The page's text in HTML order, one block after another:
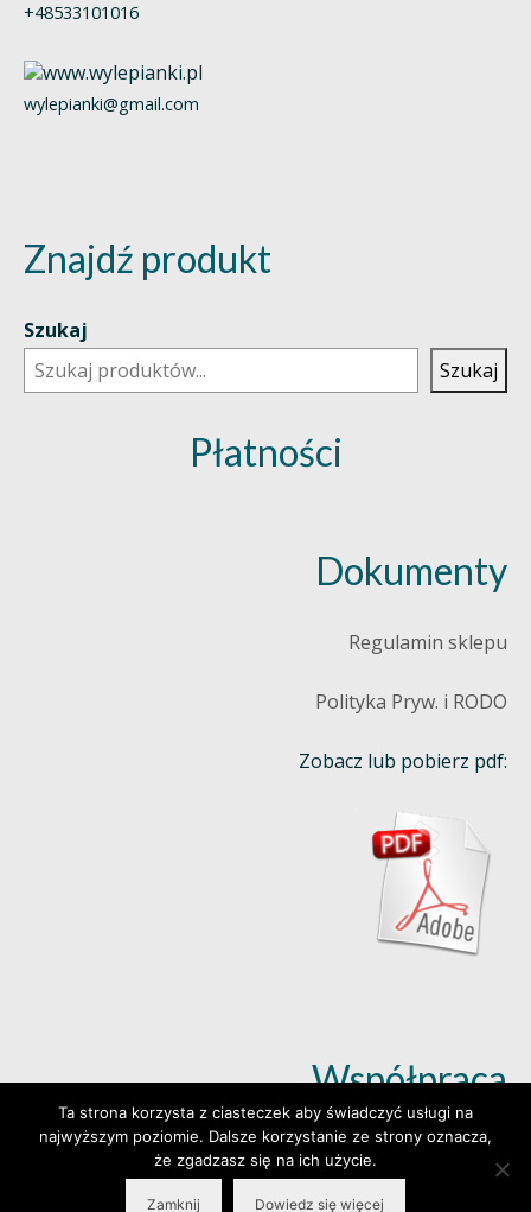
+48533101016
wylepianki@gmail.com
Znajdź produkt
Szukaj
Szukaj
Płatności
Dokumenty
Regulamin sklepu
Polityka Pryw. i RODO
Zobacz lub pobierz pdf:
Współpraca
Dowiedz się więcej (klik)
Ta strona korzysta z ciasteczek aby świadczyć usługi na
najwyższym poziomie. Dalsze korzystanie ze strony oznacza,
że zgadzasz się na ich użycie.
Zamknij Dowiedz się więcej